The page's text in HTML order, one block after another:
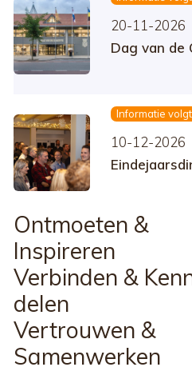
20-11-2026
Dag van de
Informatie volgt
10-12-2026
Ontmoeten &
Inspireren
Verbinden &
delen
Vertrouwen &
Samenwerken